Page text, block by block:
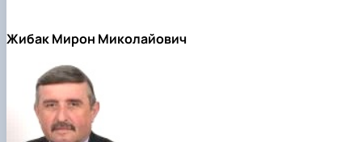
Жибак Мирон Миколайович